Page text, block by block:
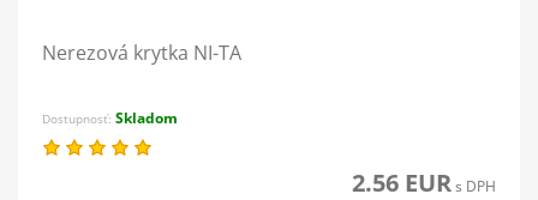
Nerezová krytka NI-TA
Dostupnosť: Skladom
2.56 EURs DPH